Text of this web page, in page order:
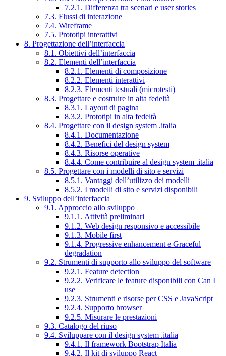
7.2.1. Differenza tra scenari e user stories
7.3. Flussi di interazione
7.4. Wireframe
7.5. Prototipi interattivi
8. Progettazione dell’interfaccia
8.1. Obiettivi dell’interfaccia
8.2. Elementi dell’interfaccia
8.2.1. Elementi di composizione
8.2.2. Elementi interattivi
8.2.3. Elementi testuali (microtesti)
8.3. Progettare e costruire in alta fedeltà
8.3.1. Layout di pagina
8.3.2. Prototipi in alta fedeltà
8.4. Progettare con il design system .italia
8.4.1. Documentazione
8.4.2. Benefici del design system
8.4.3. Risorse operative
8.4.4. Come contribuire al design system .italia
8.5. Progettare con i modelli di sito e servizi
8.5.1. Vantaggi dell’utilizzo dei modelli
8.5.2. I modelli di sito e servizi disponibili
9. Sviluppo dell’interfaccia
9.1. Approccio allo sviluppo
9.1.1. Attività preliminari
9.1.2. Web design responsivo e accessibile
9.1.3. Mobile first
9.1.4. Progressive enhancement e Graceful
degradation
9.2. Strumenti di supporto allo sviluppo del software
9.2.1. Feature detection
9.2.2. Verificare le feature disponibili con Can I
use
9.2.3. Strumenti e risorse per CSS e JavaScript
9.2.4. Supporto browser
9.2.5. Misurare le prestazioni
9.3. Catalogo del riuso
9.4. Sviluppare con il design system .italia
9.4.1. Il framework Bootstrap Italia
9.4.2. Il kit di sviluppo React